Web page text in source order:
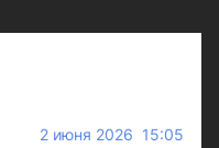
2 июня 2026 15:05